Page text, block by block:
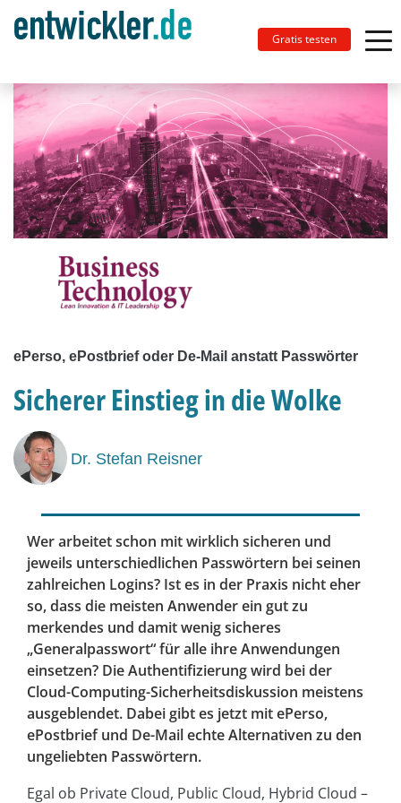
Gratis testen
ePerso, ePostbrief oder De-Mail anstatt Passwörter
Sicherer Einstieg in die Wolke
Dr. Stefan Reisner
Wer arbeitet schon mit wirklich sicheren und
jeweils unterschiedlichen Passwörtern bei seinen
zahlreichen Logins? Ist es in der Praxis nicht eher
so, dass die meisten Anwender ein gut zu
merkendes und damit wenig sicheres
„Generalpasswort“ für alle ihre Anwendungen
einsetzen? Die Authentifizierung wird bei der
Cloud-Computing-Sicherheitsdiskussion meistens
ausgeblendet. Dabei gibt es jetzt mit ePerso,
ePostbrief und De-Mail echte Alternativen zu den
ungeliebten Passwörtern.
Egal ob Private Cloud, Public Cloud, Hybrid Cloud –